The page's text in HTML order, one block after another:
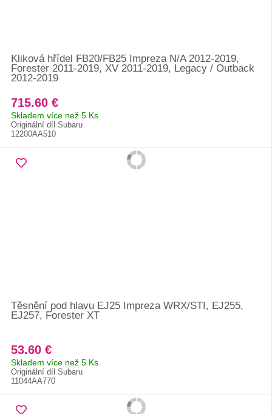
Kliková hřídel FB20/FB25 Impreza N/A 2012-2019,
Forester 2011-2019, XV 2011-2019, Legacy / Outback
2012-2019
715.60 €
Skladem více než 5 Ks
Originální díl Subaru
12200AA510
Těsnění pod hlavu EJ25 Impreza WRX/STI, EJ255,
EJ257, Forester XT
53.60 €
Skladem více než 5 Ks
Originální díl Subaru
11044AA770